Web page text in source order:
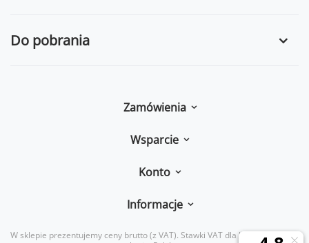
Do pobrania
Zamówienia
Wsparcie
Konto
Informacje
W sklepie prezentujemy ceny brutto (z VAT). Stawki VAT dla konsumentów z